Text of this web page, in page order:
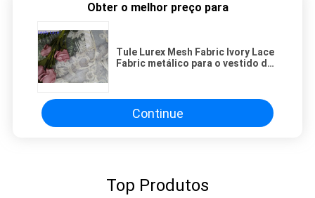
Obter o melhor preço para
Tule Lurex Mesh Fabric Ivory Lace
Fabric metálico para o vestido de
Continue
Top Produtos